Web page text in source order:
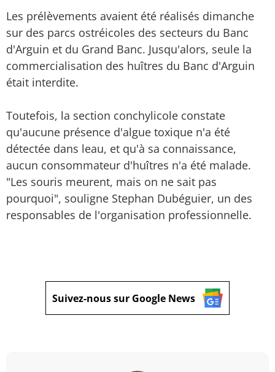
Les prélèvements avaient été réalisés dimanche
sur des parcs ostréicoles des secteurs du Banc
d'Arguin et du Grand Banc. Jusqu'alors, seule la
commercialisation des huîtres du Banc d'Arguin
était interdite.
Toutefois, la section conchylicole constate
qu'aucune présence d'algue toxique n'a été
détectée dans leau, et qu'à sa connaissance,
aucun consommateur d'huîtres n'a été malade.
"Les souris meurent, mais on ne sait pas
pourquoi", souligne Stephan Dubéguier, un des
responsables de l'organisation professionnelle.
Suivez-nous sur Google News